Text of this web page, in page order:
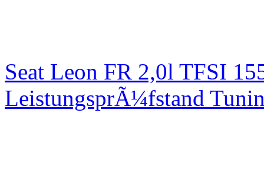
Seat Leon FR 2,0l TFSI
LeistungsprÃ¼fstand